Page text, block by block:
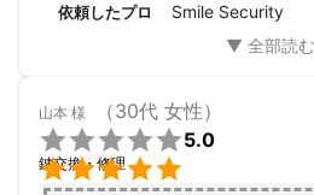
依頼したプロ Smile Security
山本 様 （30代 女性）


5.0
鍵交換・修理